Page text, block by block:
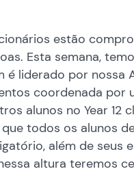
estão
Esta semana,
liderado por nossa
coordenada por
alunos no Year 12
todos os alunos
além de seus
altura teremos